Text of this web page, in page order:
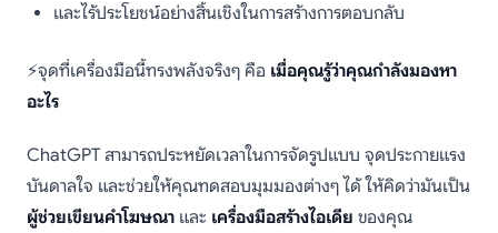
และไร้ประโยชน์อย่างสิ้นเชิงในการสร้างการตอบกลับ
⚡จุดที่เครื่องมือนี้ทรงพลังจริงๆ คือ เมื่อคุณรู้ว่าคุณกำลังมองหา
อะไร
ChatGPT สามารถประหยัดเวลาในการจัดรูปแบบ จุดประกายแรง
บันดาลใจ และช่วยให้คุณทดสอบมุมมองต่างๆ ได้ ให้คิดว่ามันเป็น
ผู้ช่วยเขียนคำโฆษณา และ เครื่องมือสร้างไอเดีย ของคุณ